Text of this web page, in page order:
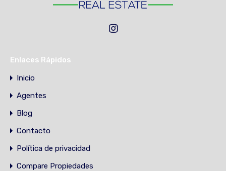
Enlaces Rápidos
Inicio
Agentes
Blog
Contacto
Política de privacidad
Compare Propiedades